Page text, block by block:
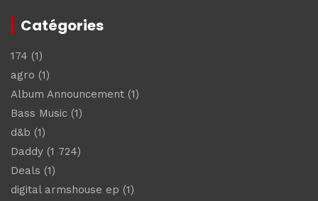
Catégories
174 (1)
agro (1)
Album Announcement (1)
Bass Music (1)
d&b (1)
Daddy (1 724)
Deals (1)
digital armshouse ep (1)